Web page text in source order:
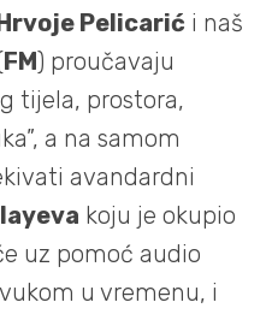
Pelicarić i naš
FM) proučavaju
tijela, prostora,
a na samom
avandardni
koju je okupio
uz pomoć audio
u vremenu, i